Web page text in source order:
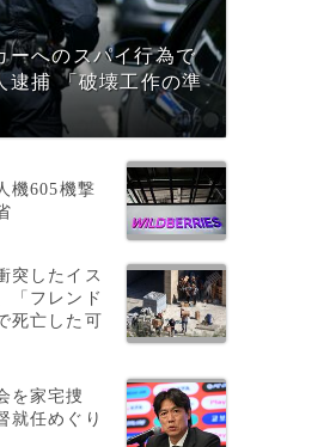
ーへのスパイ行為で
逮捕 「破壊工作の準
機605機撃
突したイス
「フレンド
死亡した可
を家宅捜
就任めぐり